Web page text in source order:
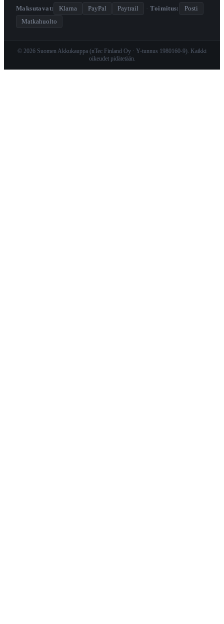
Maksutavat: Klarna PayPal Paytrail · Toimitus:
Posti
Matkahuolto
© 2026 Suomen Akkukauppa (nTec Finland Oy · Y-tunnus 1980160-9). Kaikki
oikeudet pidätetään.